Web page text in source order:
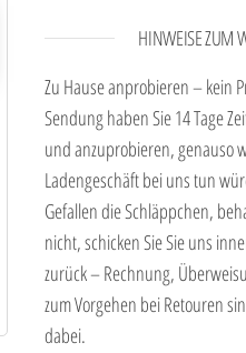
HINWEISE ZUM
Zu Hause anprobieren – kein
Sendung haben Sie 14 Tage
und anzuprobieren, genauso
Ladengeschäft bei uns tun
Gefallen die Schläppchen,
nicht, schicken Sie Sie uns
zurück – Rechnung,
zum Vorgehen bei Retouren
dabei.